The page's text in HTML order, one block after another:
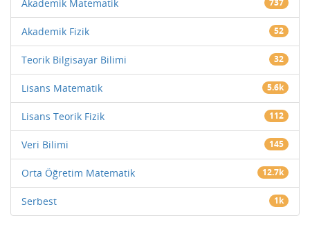
Akademik Matematik
Akademik Fizik 52
Teorik Bilgisayar Bilimi 32
Lisans Matematik 5.6k
Lisans Teorik Fizik 112
Veri Bilimi 145
Orta Öğretim Matematik 12.7k
Serbest 1k